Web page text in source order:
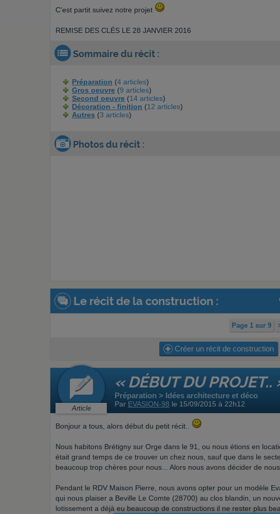
C'est partit suivez notre projet
REMISE DES CLÉS LE 28 JANVIER 2016
Sommaire du récit :
Préparation (4 articles)
Gros oeuvre (9 articles)
Second oeuvre (14 articles)
Décoration - finition (12 articles)
Autres (3 articles)
Photos du récit :
Le récit de la construction :
Page 1 sur 9
Créer un récit de construction
Article
« DÉBUT DU PROJET..
Préparation > Idées architecture et déco
Par EVASION-98 le 15/09/2015 à 22h12
Bonjour a tous, alors début du petit récit..
Nous habitons Brétigny sur Orge dans le 91, ou nous étions en
était grand temps de ce trouver un chez nous, sauf que dans le
beaucoup trop chères pour nous... Alors nous avons décider de
Pendant le RDV Maison Pierre, nous avons opter pour un modèle
qui nous plaiser a Beville Le Comte (28700) au clos blandin, un
lotissement a déjà eu beaucoup de constructions il ne rester plus